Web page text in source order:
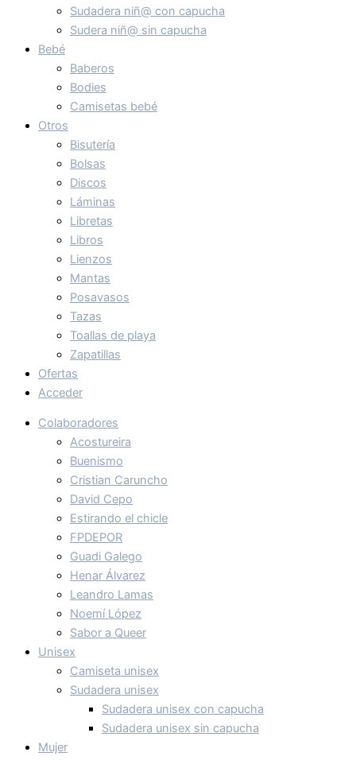
Sudadera niñ@ con capucha
Sudera niñ@ sin capucha
Bebé
Baberos
Bodies
Camisetas bebé
Otros
Bisutería
Bolsas
Discos
Láminas
Libretas
Libros
Lienzos
Mantas
Posavasos
Tazas
Toallas de playa
Zapatillas
Ofertas
Acceder
Colaboradores
Acostureira
Buenismo
Cristian Caruncho
David Cepo
Estirando el chicle
FPDEPOR
Guadi Galego
Henar Álvarez
Leandro Lamas
Noemí López
Sabor a Queer
Unisex
Camiseta unisex
Sudadera unisex
Sudadera unisex con capucha
Sudadera unisex sin capucha
Mujer